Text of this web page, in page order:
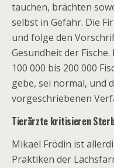
tauchen, brächten
selbst in Gefahr. Die
und folge den
Gesundheit der
100 000 bis 200 000
gebe, sei normal, und
vorgeschriebenen
Tierärzte kritisieren
Mikael Frödin ist
Praktiken der